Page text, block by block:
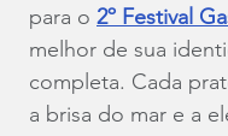
para o 2º Festival
melhor de sua
completa. Cada
a brisa do mar e a